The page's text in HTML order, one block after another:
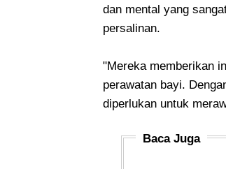
dan mental yang
persalinan.
"Mereka memberikan
perawatan bayi.
diperlukan untuk
Baca Juga